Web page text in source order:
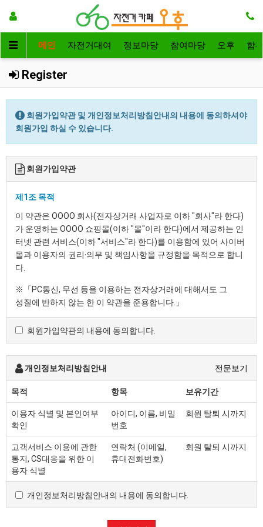
메인 자전거대여 정보마당 참여마당 오후 함
Register
회원가입약관 및 개인정보처리방침안내의 내용에 동의하셔야
회원가입 하실 수 있습니다.
회원가입약관
제1조 목적
이 약관은 OOOO 회사(전자상거래 사업자로 이하 "회사"라 한다)
가 운영하는 OOOO 쇼핑몰(이하 "몰"이라 한다)에서 제공하는 인
터넷 관련 서비스(이하 "서비스"라 한다)를 이용함에 있어 사이버
몰과 이용자의 권리·의무 및 책임사항을 규정함을 목적으로 합니
다.
※「PC통신, 무선 등을 이용하는 전자상거래에 대해서도 그
성질에 반하지 않는 한 이 약관을 준용합니다.」
제2조 정의
을 이용자에게 제공하기 위하여 컴퓨터등 정보통신설비를
영업장을 말하며, 아울러 사이버몰을 운영하는 사업자의
의미로도 사용합니다.
"이용자"란 "몰"에 접속하여 이 약관에 따라 "몰"이
제공하는 서비스를 받는 회원 및 비회원을 말합니다.
'회원'이라 함은 “몰”에 회원등록을 한 자로서, 계속적으로
"몰"이 제공하는 서비스를 이용할 수 있는 자를 말합니다.
'비회원'이라 함은 회원에 가입하지 않고 "몰"이 제공하는
서비스를 이용하는 자를 말합니다.
회원가입약관의 내용에 동의합니다.
전문보기
개인정보처리방침안내
목적 항목 보유기간
이용자 식별 및 본인여부
확인
아이디, 이름, 비밀
번호
회원 탈퇴 시까지
고객서비스 이용에 관한
통지, CS대응을 위한 이
용자 식별
연락처 (이메일,
휴대전화번호)
회원 탈퇴 시까지
개인정보처리방침안내의 내용에 동의합니다.